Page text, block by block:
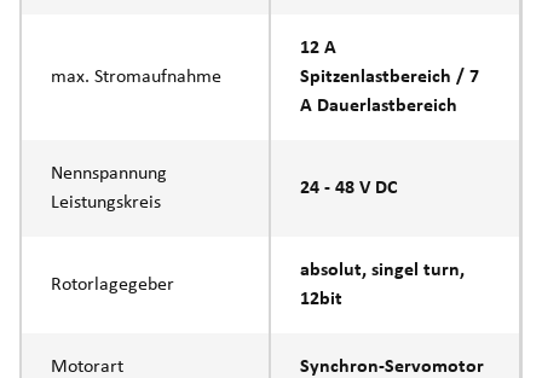
max. Stromaufnahme
12 A
Spitzenlastbereich / 7
A Dauerlastbereich
Nennspannung
Leistungskreis
24 - 48 V DC
Rotorlagegeber
absolut, singel turn,
12bit
Motorart Synchron-Servomotor